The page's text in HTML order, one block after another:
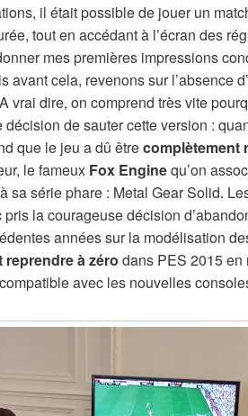
il était possible de jouer un
tout en accédant à l’écran des
mes premières impressions
avant cela, revenons sur l’absence
vrai dire, on comprend très vite
de sauter cette version :
que le jeu a dû êtrecomplètement
le fameux Fox Enginequ’on
sa série phare : Metal Gear Solid.
la courageuse décision
années sur la modélisation
reprendre à zéro dans PES 2015 en
avec les nouvelles